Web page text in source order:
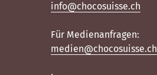
info@chocosuisse.ch
Für Medienanfragen:
medien@chocosuisse.ch